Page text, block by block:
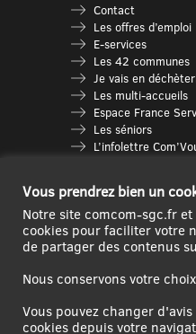
Contact
Les offres d’emploi
E-services
Les 42 communes
Je vais en
Les multi-accueils
Espace France
Les séniors
L’infolettre
Vous prendrez bien un
Notre site comcom-sgc.fr
cookies pour faciliter votre
de partager des contenus
Nous conservons votre
Vous pouvez changer
cookies depuis votre